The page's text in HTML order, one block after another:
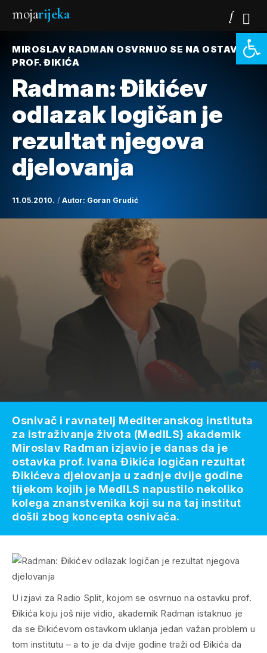
mojarijeka
MIROSLAV RADMAN OSVRNUO SE NA OSTAVKU
PROF. ĐIKIĆA
Radman: Đikićev
odlazak logičan je
rezultat njegova
djelovanja
11.05.2010. Autor: Goran Grudić
U izjavi za Radio Split, kojom se osvrnuo na ostavku prof.
Đikića koju još nije vidio, akademik Radman istaknuo je
da se Đikićevom ostavkom uklanja jedan važan problem u
tom institutu – a to je da dvije godine traži od Đikića da
Osnivač i ravnatelj Mediteranskog instituta
za istraživanje života (MedILS) akademik
Miroslav Radman izjavio je danas da je
ostavka prof. Ivana Đikića logičan rezultat
Đikićeva djelovanja u zadnje dvije godine
tijekom kojih je MedILS napustilo nekoliko
kolega znanstvenika koji su na taj institut
došli zbog koncepta osnivača.